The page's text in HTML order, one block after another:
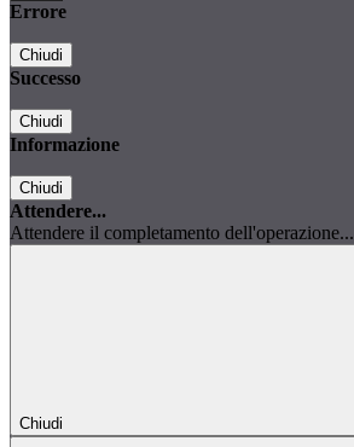
Errore
Chiudi
Successo
Chiudi
Informazione
Chiudi
Attendere...
Attendere il completamento dell'operazione...
Chiudi